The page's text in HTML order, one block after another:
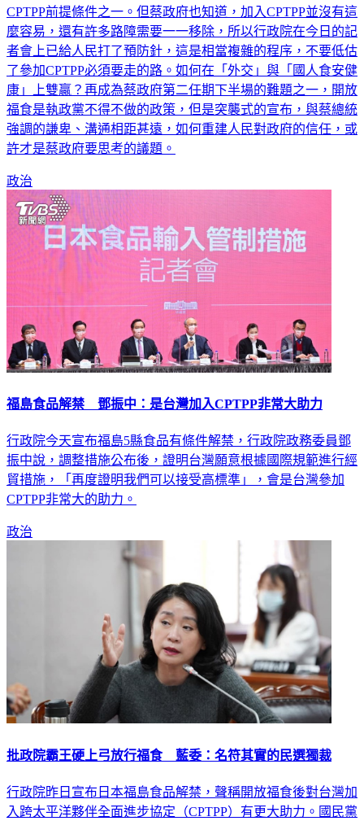
能得到日方的支持，也更能與國際接軌，可說是滿足加入
CPTPP前提條件之一。但蔡政府也知道，加入CPTPP並沒有這
麼容易，還有許多路障需要一一移除，所以行政院在今日的記
者會上已給人民打了預防針，這是相當複雜的程序，不要低估
了參加CPTPP必須要走的路。如何在「外交」與「國人食安健
康」上雙贏？再成為蔡政府第二任期下半場的難題之一，開放
福食是執政黨不得不做的政策，但是突襲式的宣布，與蔡總統
強調的謙卑、溝通相距甚遠，如何重建人民對政府的信任，或
政治
行政院今天宣布福島5縣食品有條件解禁，行政院政務委員鄧
振中說，調整措施公布後，證明台灣願意根據國際規範進行經
貿措施，「再度證明我們可以接受高標準」，會是台灣參加
行政院昨日宣布日本福島食品解禁，聲稱開放福食後對台灣加